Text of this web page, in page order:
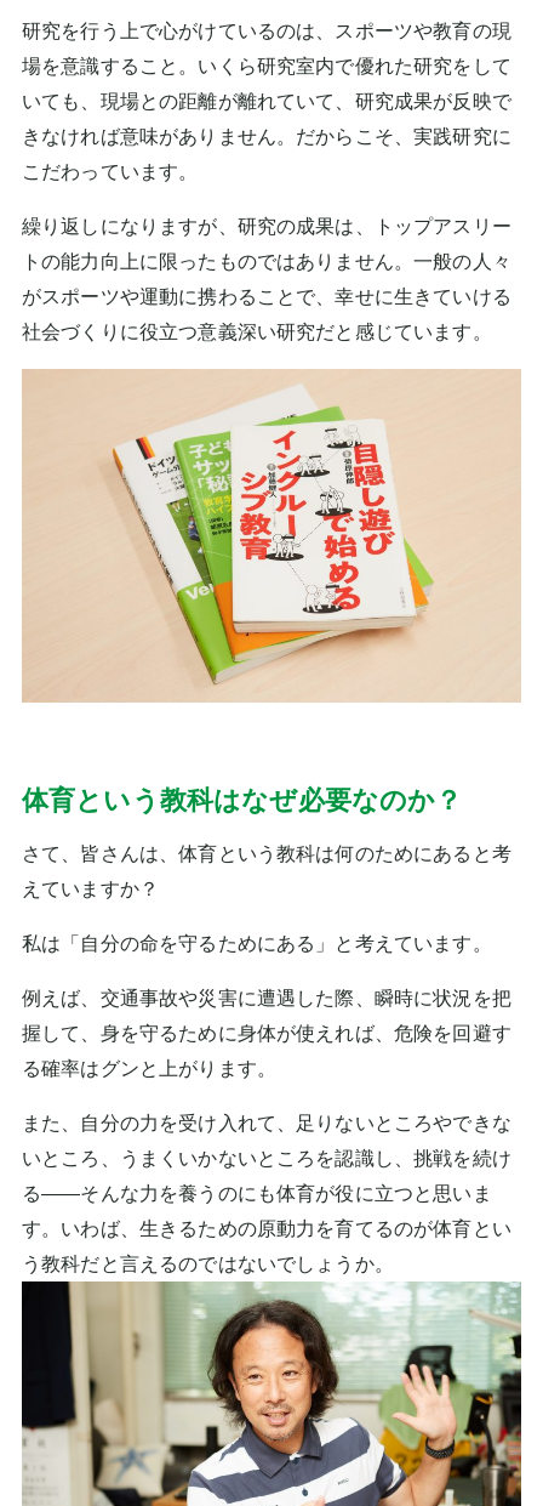
研究を行う上で心がけているのは、スポーツや教育の現
場を意識すること。いくら研究室内で優れた研究をして
いても、現場との距離が離れていて、研究成果が反映で
きなければ意味がありません。だからこそ、実践研究に
こだわっています。
繰り返しになりますが、研究の成果は、トップアスリー
トの能力向上に限ったものではありません。一般の人々
がスポーツや運動に携わることで、幸せに生きていける
社会づくりに役立つ意義深い研究だと感じています。
体育という教科はなぜ必要なのか？
さて、皆さんは、体育という教科は何のためにあると考
えていますか？
私は「自分の命を守るためにある」と考えています。
例えば、交通事故や災害に遭遇した際、瞬時に状況を把
握して、身を守るために身体が使えれば、危険を回避す
る確率はグンと上がります。
また、自分の力を受け入れて、足りないところやできな
いところ、うまくいかないところを認識し、挑戦を続け
る――そんな力を養うのにも体育が役に立つと思いま
す。いわば、生きるための原動力を育てるのが体育とい
う教科だと言えるのではないでしょうか。